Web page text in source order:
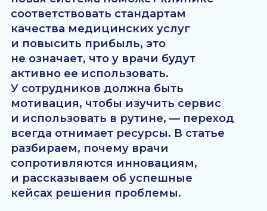
Техническое
внедрение —
только первый шаг
Глобально верхнеуровневые цели у клиник
и врачей всегда совпадают: это
качественное лечение пациентов и
получение дохода. Но важно, чтобы для
врачей было прозрачно, как именно
использование новых технологий помогает